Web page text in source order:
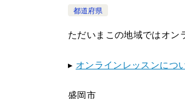
都道府県
ただいまこの地域ではオン
▸ オンラインレッスンにつ
盛岡市